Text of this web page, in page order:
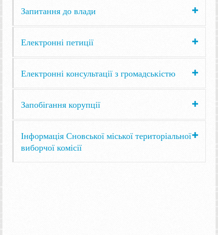
Запитання до влади
Електронні петиції
Електронні консультації з громадськістю
Запобігання корупції
Інформація Сновської міської територіальної
виборчої комісії